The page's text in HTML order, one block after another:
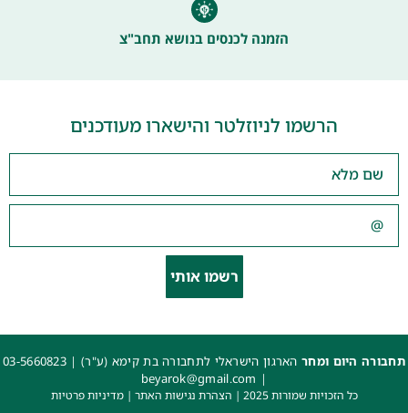
הזמנה לכנסים בנושא תחב"צ
הרשמו לניוזלטר והישארו מעודכנים
רשמו אותי
תחבורה היום ומחרהארגון הישראלי לתחבורה בת קימא (ע"ר) | 03-5660823
|
beyarok@gmail.com
כל הזכויות שמורות 2025 | הצהרת נגישות האתר |מדיניות פרטיות